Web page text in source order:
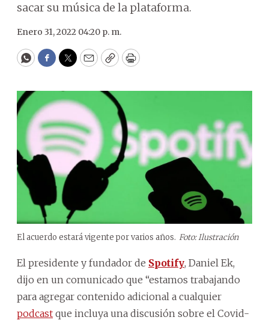
sacar su música de la plataforma.
Enero 31, 2022 04:20 p. m.
WhatsApp
Facebook
Twitter
EmailCopyPrint
El acuerdo estará vigente por varios años. Foto: Ilustración
El presidente y fundador de Spotify, Daniel Ek,
dijo en un comunicado que “estamos trabajando
para agregar contenido adicional a cualquier
podcast que incluya una discusión sobre el Covid-